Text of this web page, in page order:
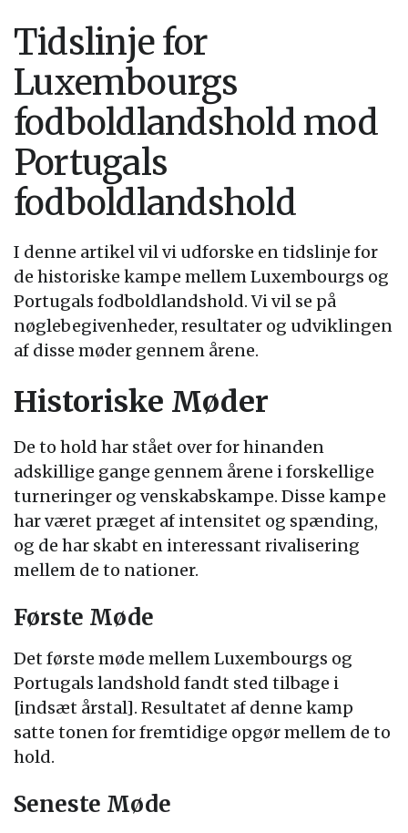
Tidslinje for
Luxembourgs
fodboldlandshold mod
Portugals
fodboldlandshold
I denne artikel vil vi udforske en tidslinje for
de historiske kampe mellem Luxembourgs og
Portugals fodboldlandshold. Vi vil se på
nøglebegivenheder, resultater og udviklingen
af disse møder gennem årene.
Historiske Møder
De to hold har stået over for hinanden
adskillige gange gennem årene i forskellige
turneringer og venskabskampe. Disse kampe
har været præget af intensitet og spænding,
og de har skabt en interessant rivalisering
mellem de to nationer.
Første Møde
Det første møde mellem Luxembourgs og
Portugals landshold fandt sted tilbage i
[indsæt årstal]. Resultatet af denne kamp
satte tonen for fremtidige opgør mellem de to
hold.
Seneste Møde